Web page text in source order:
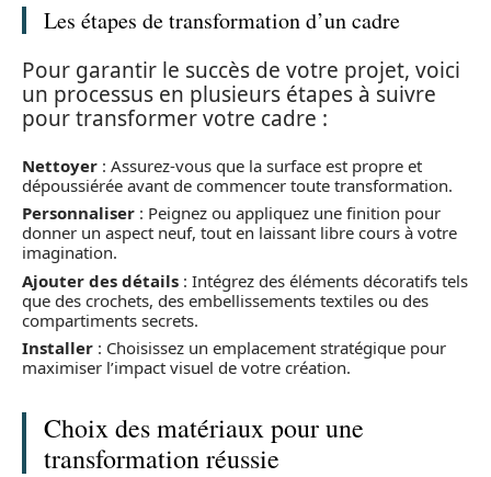
Les étapes de transformation d’un cadre
Pour garantir le succès de votre projet, voici
un processus en plusieurs étapes à suivre
pour transformer votre cadre :
Nettoyer : Assurez-vous que la surface est propre et
dépoussiérée avant de commencer toute transformation.
Personnaliser : Peignez ou appliquez une finition pour
donner un aspect neuf, tout en laissant libre cours à votre
imagination.
Ajouter des détails : Intégrez des éléments décoratifs tels
que des crochets, des embellissements textiles ou des
compartiments secrets.
Installer : Choisissez un emplacement stratégique pour
maximiser l’impact visuel de votre création.
Choix des matériaux pour une
transformation réussie